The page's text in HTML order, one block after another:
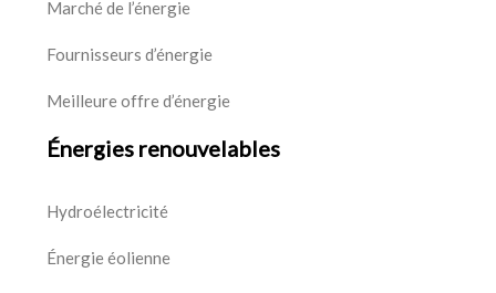
Marché de l’énergie
Fournisseurs d’énergie
Meilleure offre d’énergie
Énergies renouvelables
Hydroélectricité
Énergie éolienne